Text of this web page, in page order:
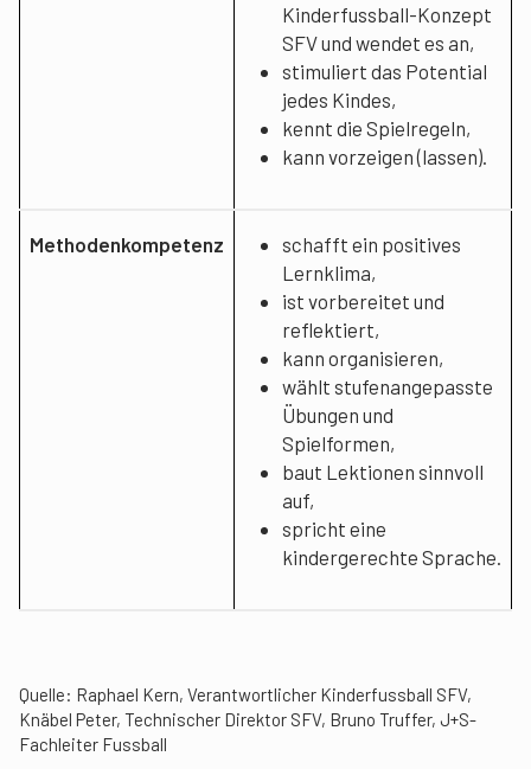
Kinderfussball-Konzept
SFV und wendet es an,
stimuliert das Potential
jedes Kindes,
kennt die Spielregeln,
kann vorzeigen (lassen).
Methodenkompetenz
schafft ein positives
Lernklima,
ist vorbereitet und
reflektiert,
kann organisieren,
wählt stufenangepasste
Übungen und
Spielformen,
baut Lektionen sinnvoll
auf,
spricht eine
kindergerechte Sprache.
Quelle: Raphael Kern, Verantwortlicher Kinderfussball SFV,
Knäbel Peter, Technischer Direktor SFV, Bruno Truffer, J+S-
Fachleiter Fussball